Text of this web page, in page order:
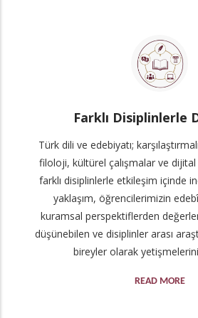
Farklı Disiplinlerle
Türk dili ve edebiyatı;
filoloji, kültürel çalışmalar ve
farklı disiplinlerle etkileşim içinde
yaklaşım, öğrencilerimizin
kuramsal perspektiflerden
düşünebilen ve disiplinler arası
bireyler olarak
READ MORE